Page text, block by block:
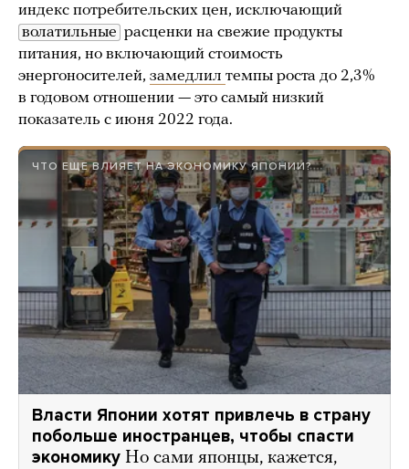
индекс потребительских цен, исключающий
волатильные расценки на свежие продукты
питания, но включающий стоимость
энергоносителей, замедлил темпы роста до 2,3%
в годовом отношении — это самый низкий
показатель с июня 2022 года.
ЧТО ЕЩЕ ВЛИЯЕТ НА ЭКОНОМИКУ ЯПОНИИ?
Власти Японии хотят привлечь в страну
побольше иностранцев, чтобы спасти
экономику Но сами японцы, кажется,